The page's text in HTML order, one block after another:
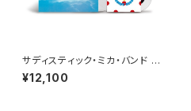
サディスティック・ミカ・バンド -
黒船[100％ Pure LP](2LP重
量盤+7")
¥12,100